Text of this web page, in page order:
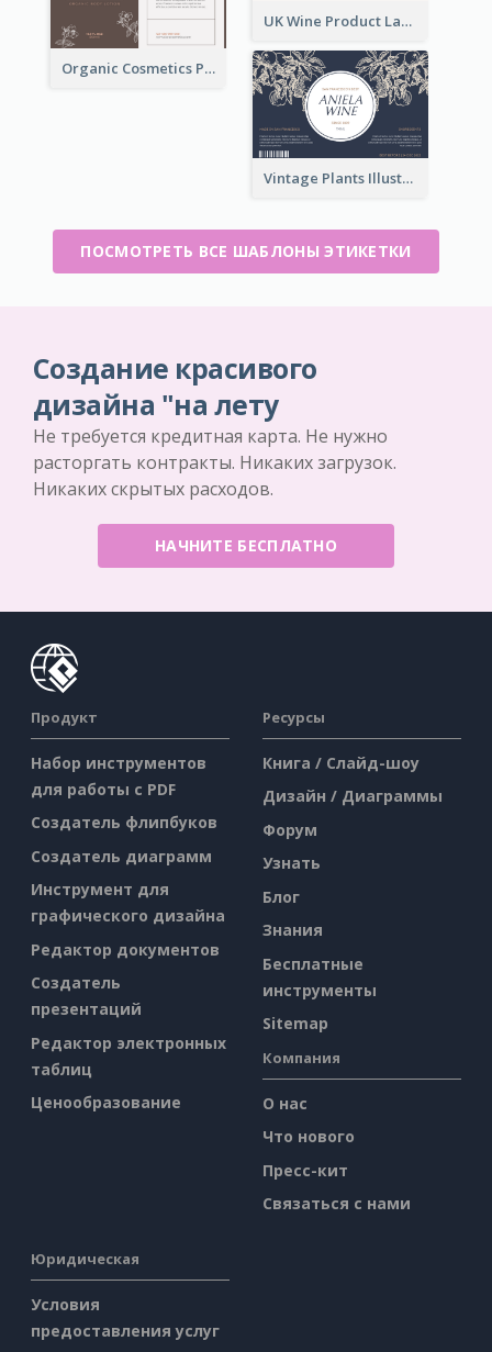
UK Wine Product Label
Organic Cosmetics Product Label
Vintage Plants Illustration Wine Label
ПОСМОТРЕТЬ ВСЕ ШАБЛОНЫ ЭТИКЕТКИ
Создание красивого
дизайна "на лету
Не требуется кредитная карта. Не нужно
расторгать контракты. Никаких загрузок.
Никаких скрытых расходов.
НАЧНИТЕ БЕСПЛАТНО
Продукт
Набор инструментов
для работы с PDF
Создатель флипбуков
Создатель диаграмм
Инструмент для
графического дизайна
Редактор документов
Создатель
презентаций
Редактор электронных
таблиц
Ценообразование
Ресурсы
Книга / Слайд-шоу
Дизайн / Диаграммы
Форум
Узнать
Блог
Знания
Бесплатные
инструменты
Sitemap
Компания
О нас
Что нового
Пресс-кит
Связаться с нами
Юридическая
Условия
предоставления услуг